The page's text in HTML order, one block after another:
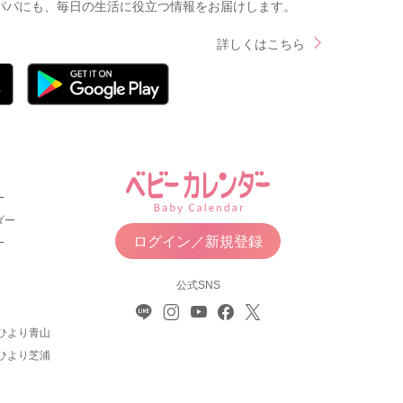
にも、毎日の生活に役立つ情報をお届けします。
詳しくはこちら
ー
より青山
より芝浦
ログイン／新規登録
公式SNS